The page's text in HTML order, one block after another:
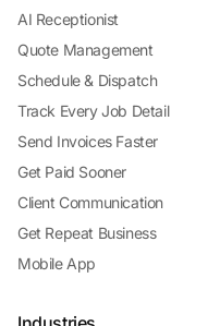
AI Receptionist
Quote Management
Schedule & Dispatch
Track Every Job Detail
Send Invoices Faster
Get Paid Sooner
Client Communication
Get Repeat Business
Mobile App